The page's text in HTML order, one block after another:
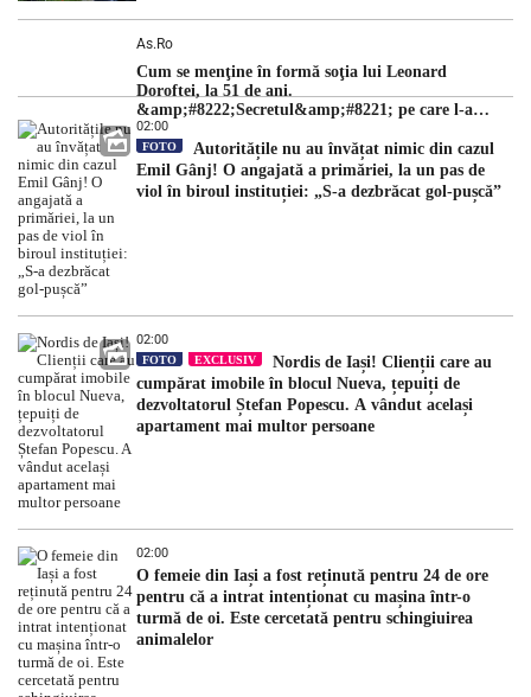
As.ro
Cum se menţine în formă soţia lui Leonard
Doroftei, la 51 de ani.
&amp;#8222;Secretul&amp;#8221; pe care l-a
dezvăluit
02:00
FOTO
Autoritățile nu au învățat nimic din cazul
Emil Gânj! O angajată a primăriei, la un pas de
viol în biroul instituției: „S-a dezbrăcat gol-pușcă”
02:00
FOTO EXCLUSIV
Nordis de Iași! Clienții care au
cumpărat imobile în blocul Nueva, țepuiți de
dezvoltatorul Ștefan Popescu. A vândut același
apartament mai multor persoane
02:00
O femeie din Iași a fost reținută pentru 24 de ore
pentru că a intrat intenționat cu mașina într-o
turmă de oi. Este cercetată pentru schingiuirea
animalelor